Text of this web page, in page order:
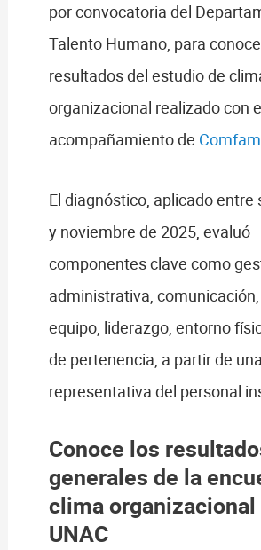
por convocatoria del
Talento Humano, para
resultados del estudio de
organizacional realizado con
acompañamiento de
El diagnóstico, aplicado entre
y noviembre de 2025, evaluó
componentes clave como
administrativa,
equipo, liderazgo, entorno
de pertenencia, a partir de
representativa del personal
Conoce los
generales de la
clima organizacional
UNAC